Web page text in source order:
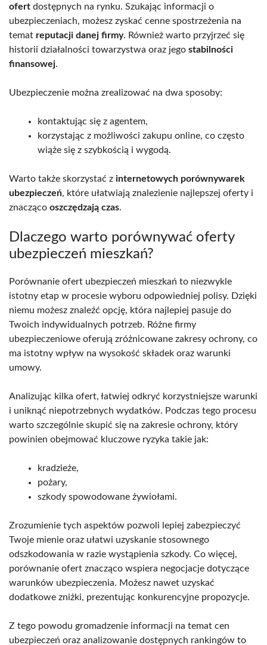
ofert dostępnych na rynku. Szukając informacji o
ubezpieczeniach, możesz zyskać cenne spostrzeżenia na
temat reputacji danej firmy. Również warto przyjrzeć się
historii działalności towarzystwa oraz jego stabilności
finansowej.
Ubezpieczenie można zrealizować na dwa sposoby:
kontaktując się z agentem,
korzystając z możliwości zakupu online, co często
wiąże się z szybkością i wygodą.
Warto także skorzystać z internetowych porównywarek
ubezpieczeń, które ułatwiają znalezienie najlepszej oferty i
znacząco oszczędzają czas.
Dlaczego warto porównywać oferty
ubezpieczeń mieszkań?
Porównanie ofert ubezpieczeń mieszkań to niezwykle
istotny etap w procesie wyboru odpowiedniej polisy. Dzięki
niemu możesz znaleźć opcję, która najlepiej pasuje do
Twoich indywidualnych potrzeb. Różne firmy
ubezpieczeniowe oferują zróżnicowane zakresy ochrony, co
ma istotny wpływ na wysokość składek oraz warunki
umowy.
Analizując kilka ofert, łatwiej odkryć korzystniejsze warunki
i uniknąć niepotrzebnych wydatków. Podczas tego procesu
warto szczególnie skupić się na zakresie ochrony, który
powinien obejmować kluczowe ryzyka takie jak:
kradzieże,
pożary,
szkody spowodowane żywiołami.
Zrozumienie tych aspektów pozwoli lepiej zabezpieczyć
Twoje mienie oraz ułatwi uzyskanie stosownego
odszkodowania w razie wystąpienia szkody. Co więcej,
porównanie ofert znacząco wspiera negocjacje dotyczące
warunków ubezpieczenia. Możesz nawet uzyskać
dodatkowe zniżki, prezentując konkurencyjne propozycje.
Z tego powodu gromadzenie informacji na temat cen
ubezpieczeń oraz analizowanie dostępnych rankingów to